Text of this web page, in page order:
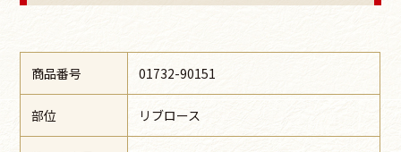
商品番号 01732-90151
部位 リブロース